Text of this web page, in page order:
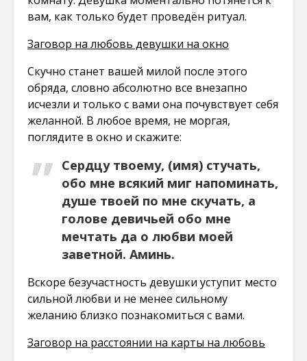
вам, как только будет проведён ритуал.
Заговор на любовь девушки на окно
Скучно станет вашей милой после этого
обряда, словно абсолютно все внезапно
исчезли и только с вами она почувствует себя
желанной. В любое время, не моргая,
поглядите в окно и скажите:
Сердцу твоему, (имя) стучать,
обо мне всякий миг напоминать,
душе твоей по мне скучать, а
голове девичьей обо мне
мечтать да о любви моей
заветной. Аминь.
Вскоре безучастность девушки уступит место
сильной любви и не менее сильному
желанию близко познакомиться с вами.
Заговор на расстоянии на карты на любовь